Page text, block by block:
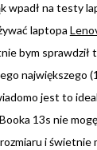
wpadł na testy
laptopa
bym sprawdził
największego
jest to
13s nie
i świetnie